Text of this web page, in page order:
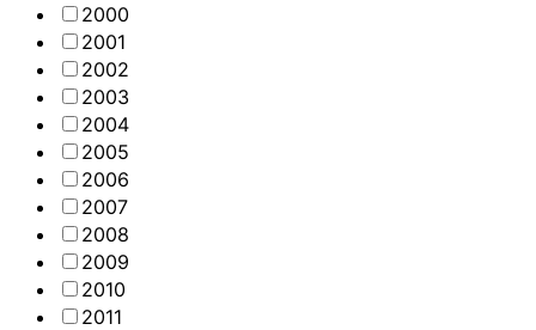
2000
2001
2002
2003
2004
2005
2006
2007
2008
2009
2010
2011